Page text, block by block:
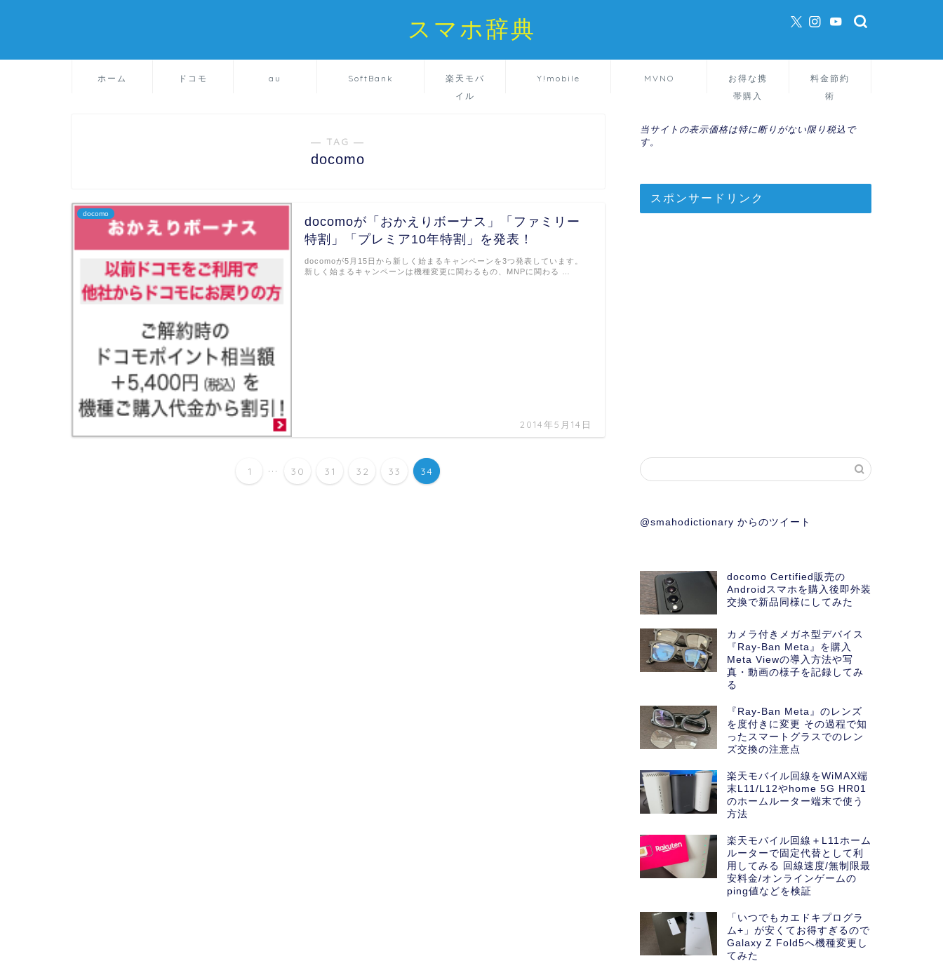
スマホ辞典
ホーム ドコモ au SoftBank
楽天モバ
イル
Y!mobile MVNO
お得な携
帯購入
料金節約
術
― TAG ―
docomo
docomo
docomoが「おかえりボーナス」「ファミリー
特割」「プレミア10年特割」を発表！
2014年5月14日
docomoが5月15日から新しく始まるキャンペーンを3つ発表しています。
新しく始まるキャンペーンは機種変更に関わるもの、MNPに関わる …
1 ... 30 31 32 33 34
当サイトの表示価格は特に断りがない限り税込で
す。
スポンサードリンク
@smahodictionary からのツイート
docomo Certified販売の
Androidスマホを購入後即外装
交換で新品同様にしてみた
カメラ付きメガネ型デバイス
『Ray-Ban Meta』を購入
Meta Viewの導入方法や写
真・動画の様子を記録してみ
る
『Ray-Ban Meta』のレンズ
を度付きに変更 その過程で知
ったスマートグラスでのレン
ズ交換の注意点
楽天モバイル回線をWiMAX端
末L11/L12やhome 5G HR01
のホームルーター端末で使う
方法
楽天モバイル回線＋L11ホーム
ルーターで固定代替として利
用してみる 回線速度/無制限最
安料金/オンラインゲームの
ping値などを検証
「いつでもカエドキプログラ
ム+」が安くてお得すぎるので
Galaxy Z Fold5へ機種変更し
てみた